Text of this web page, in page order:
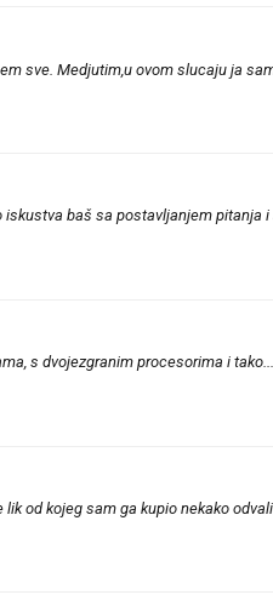
sve. Medjutim,u ovom slucaju ja
baš sa postavljanjem
s dvojezgranim procesorima i
od kojeg sam ga kupio nekako